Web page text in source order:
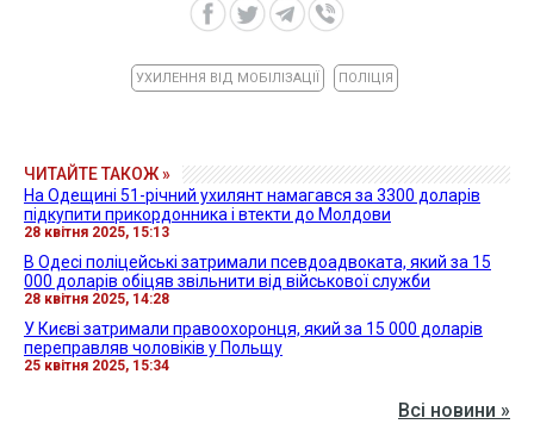
УХИЛЕННЯ ВІД МОБІЛІЗАЦІЇ ПОЛІЦІЯ
ЧИТАЙТЕ ТАКОЖ »
На Одещині 51-річний ухилянт намагався за 3300 доларів
підкупити прикордонника і втекти до Молдови
28 квітня 2025, 15:13
В Одесі поліцейські затримали псевдоадвоката, який за 15
000 доларів обіцяв звільнити від військової служби
28 квітня 2025, 14:28
У Києві затримали правоохоронця, який за 15 000 доларів
переправляв чоловіків у Польщу
25 квітня 2025, 15:34
Всі новини »